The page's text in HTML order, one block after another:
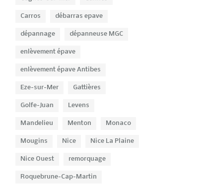
Carros débarras epave
dépannage dépanneuse MGC
enlèvement épave
enlèvement épave Antibes
Eze-sur-Mer Gattières
Golfe-Juan Levens
Mandelieu Menton Monaco
Mougins Nice Nice La Plaine
Nice Ouest remorquage
Roquebrune-Cap-Martin